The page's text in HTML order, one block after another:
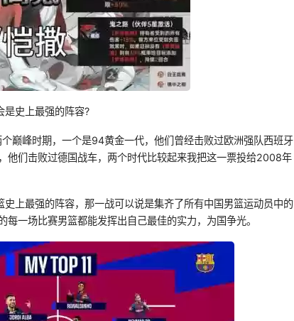
是史上最强的阵容?
巅峰时期，一个是94黄金一代，他们曾经击败过欧洲强队西班牙
他们击败过德国战车，两个时代比较起来我把这一票投给2008年
上最强的阵容，那一战可以说是集齐了所有中国男篮运动员中的
一场比赛男篮都能发挥出自己最佳的实力，为国争光。